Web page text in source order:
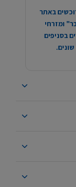
באתר
ומזרחי
בסניפים